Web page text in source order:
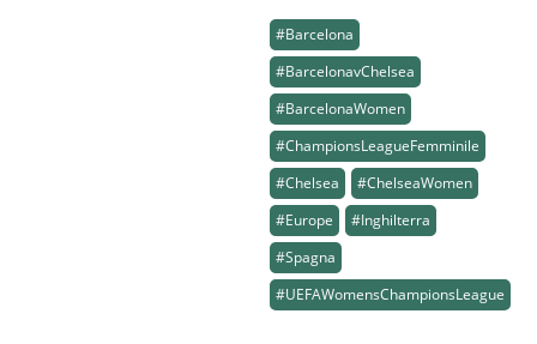
#Barcelona
#BarcelonavChelsea
#BarcelonaWomen
#ChampionsLeagueFemminile
#Chelsea
#ChelseaWomen
#Europe
#Inghilterra
#Spagna
#UEFAWomensChampionsLeague